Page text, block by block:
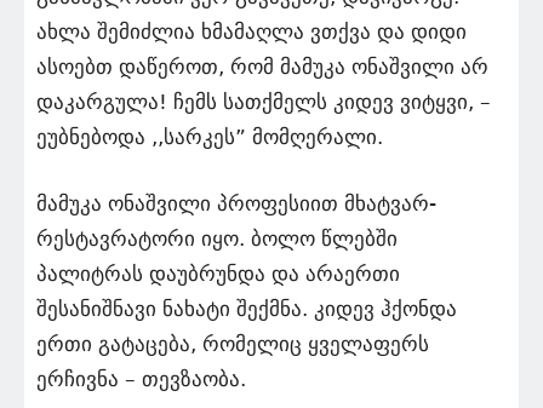
ახლა შემიძლია ხმამაღლა ვთქვა და დიდი
ასოებთ დაწეროთ, რომ მამუკა ონაშვილი არ
დაკარგულა! ჩემს სათქმელს კიდევ ვიტყვი, –
ეუბნებოდა ,,სარკეს” მომღერალი.
მამუკა ონაშვილი პროფესიით მხატვარ-
რესტავრატორი იყო. ბოლო წლებში
პალიტრას დაუბრუნდა და არაერთი
შესანიშნავი ნახატი შექმნა. კიდევ ჰქონდა
ერთი გატაცება, რომელიც ყველაფერს
ერჩივნა – თევზაობა.